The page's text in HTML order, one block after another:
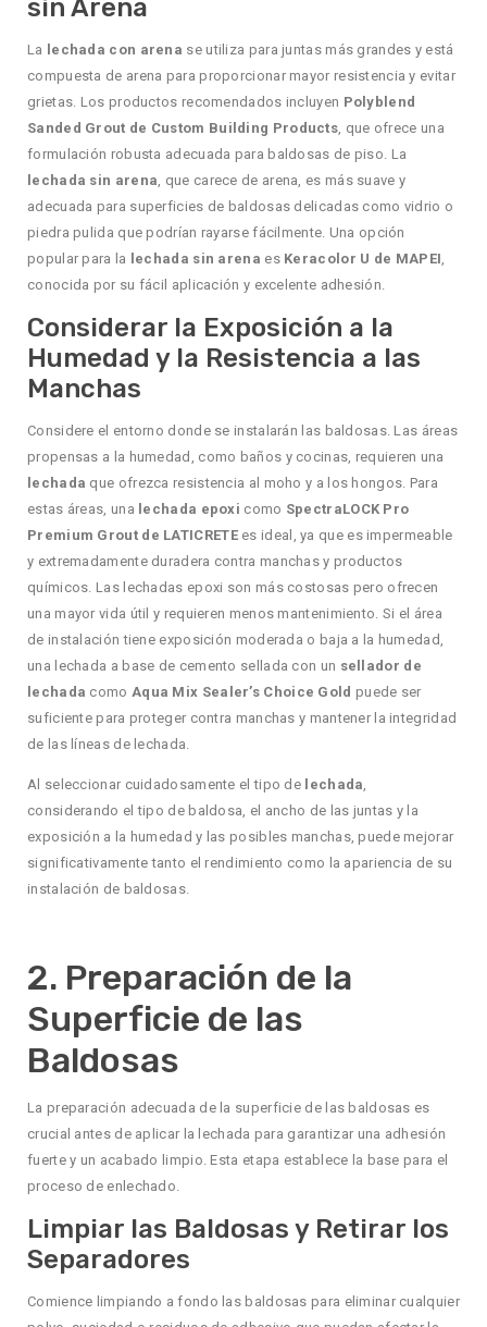
sin Arena
La lechada con arena se utiliza para juntas más grandes y está
compuesta de arena para proporcionar mayor resistencia y evitar
grietas. Los productos recomendados incluyen Polyblend
Sanded Grout de Custom Building Products, que ofrece una
formulación robusta adecuada para baldosas de piso. La
lechada sin arena, que carece de arena, es más suave y
adecuada para superficies de baldosas delicadas como vidrio o
piedra pulida que podrían rayarse fácilmente. Una opción
popular para la
lechada sin arena es Keracolor U de MAPEI,
conocida por su fácil aplicación y excelente adhesión.
Considerar la Exposición a la
Humedad y la Resistencia a las
Manchas
Considere el entorno donde se instalarán las baldosas. Las áreas
propensas a la humedad, como baños y cocinas, requieren una
lechada que ofrezca resistencia al moho y a los hongos. Para
estas áreas, una lechada epoxi como SpectraLOCK Pro
Premium Grout de LATICRETEes ideal, ya que es impermeable
y extremadamente duradera contra manchas y productos
químicos. Las lechadas epoxi son más costosas pero ofrecen
una mayor vida útil y requieren menos mantenimiento. Si el área
de instalación tiene exposición moderada o baja a la humedad,
una lechada a base de cemento sellada con un sellador de
lechada como Aqua Mix Sealer’s Choice Gold puede ser
suficiente para proteger contra manchas y mantener la integridad
de las líneas de lechada.
Al seleccionar cuidadosamente el tipo de lechada,
considerando el tipo de baldosa, el ancho de las juntas y la
exposición a la humedad y las posibles manchas, puede mejorar
significativamente tanto el rendimiento como la apariencia de su
instalación de baldosas.
2. Preparación de la
Superficie de las
Baldosas
La preparación adecuada de la superficie de las baldosas es
crucial antes de aplicar la lechada para garantizar una adhesión
fuerte y un acabado limpio. Esta etapa establece la base para el
proceso de enlechado.
Limpiar las Baldosas y Retirar los
Separadores
Comience limpiando a fondo las baldosas para eliminar cualquier